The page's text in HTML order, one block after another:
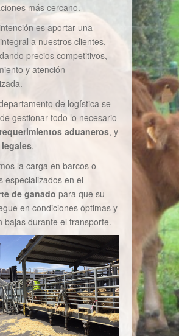
más cercano.
es aportar una
a nuestros clientes,
precios competitivos,
y atención
de logística se
gestionar todo lo necesario
requerimientos aduaneros, y
.
la carga en barcos o
especializados en el
de ganado para que su
en condiciones óptimas y
bajas durante el transporte.